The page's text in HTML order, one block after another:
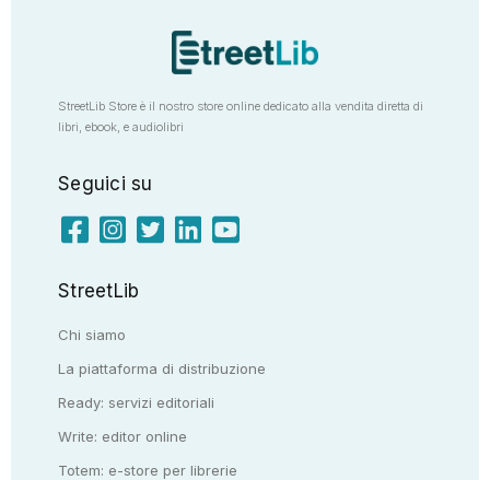
StreetLib Store è il nostro store online dedicato alla vendita diretta di
libri, ebook, e audiolibri
Seguici su
StreetLib
Chi siamo
La piattaforma di distribuzione
Ready: servizi editoriali
Write: editor online
Totem: e-store per librerie